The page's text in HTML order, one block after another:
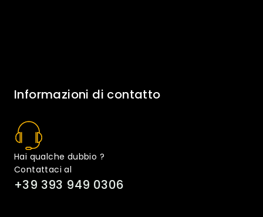
Informazioni di contatto
Hai qualche dubbio ?
Contattaci al
+39 393 949 0306